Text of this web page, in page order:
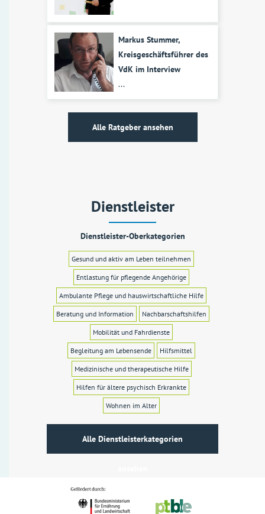
Markus Stummer,
Kreisgeschäftsführer des
VdK im Interview
...
Alle Ratgeber ansehen
Dienstleister
Dienstleister-Oberkategorien
Gesund und aktiv am Leben teilnehmen
Entlastung für pflegende Angehörige
Ambulante Pflege und hauswirtschaftliche Hilfe
Beratung und Information Nachbarschaftshilfen
Mobilität und Fahrdienste
Begleitung am Lebensende Hilfsmittel
Medizinische und therapeutische Hilfe
Hilfen für ältere psychisch Erkrankte
Wohnen im Alter
Alle Dienstleisterkategorien